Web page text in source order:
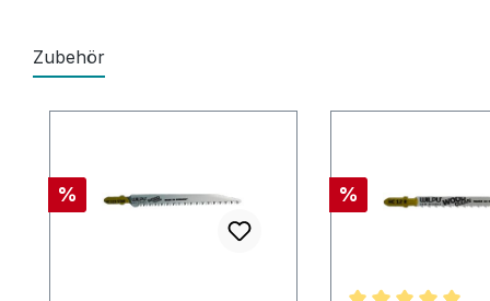
Zubehör
Rabatt
% Rabatt
%